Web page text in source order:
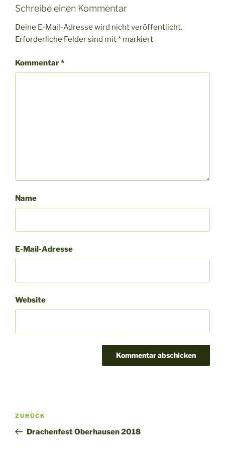
Schreibe einen Kommentar
Deine E-Mail-Adresse wird nicht veröffentlicht.
Erforderliche Felder sind mit* markiert
Kommentar*
Name
E-Mail-Adresse
Website
Beitragsnavigation
Vorheriger
Beitrag
ZURÜCK
Drachenfest Oberhausen 2018